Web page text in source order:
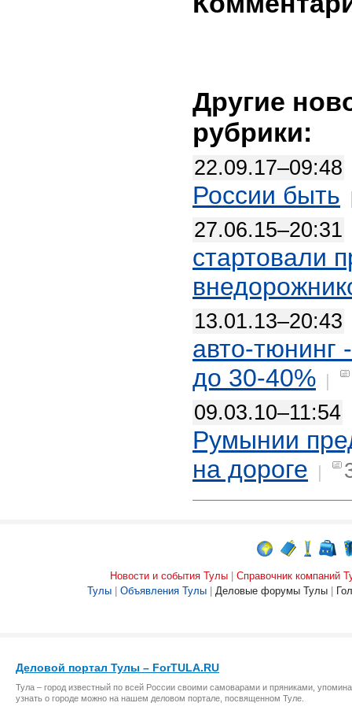
Другие
рубрики:
22.09.17–09:48
России быть
27.06.15–20:31
стартовали
13.01.13–20:43
авто-тюнинг
до 30-40% |
09.03.10–11:54
Румынии
на дороге |
Новости и события Тулы
Справочник компаний
Тулы
Объявления Тулы Деловые форумы Тулы
Деловой портал Тулы – ForTULA.RU
Тула – город известный по всей России своими самоварами и пряниками,
узнать о городе можно на нашем деловом портале, посвященном Туле.